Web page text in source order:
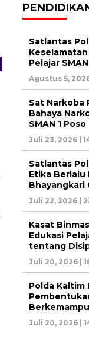
Satlantas
Pelajar
Agustus 5,
Sat Narkoba
Bahaya
SMAN 1 Poso
Juli 23, 2026 |
Satlantas
Etika Berlalu
Bhayangkari
Juli 22, 2026 |
Kasat
Edukasi
tentang
Juli 20, 2026 |
Polda Kaltim
Juli 20, 2026 |